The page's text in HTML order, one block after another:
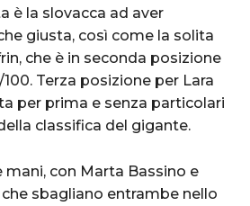
è la slovacca ad aver
giusta, così come la solita
che è in seconda posizione
Terza posizione per Lara
per prima e senza particolari
classifica del gigante.
mani, con Marta Bassino e
sbagliano entrambe nello